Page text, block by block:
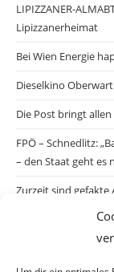
LIPIZZANER-
Lipizzanerheimat
Bei Wien Energie
Dieselkino
Die Post bringt allen
FPÖ – Schnedlitz:
– den Staat geht es
Zurzeit sind gefakte
Salzburgs Juden
die Gefahr endlich
Biologisches Wunder